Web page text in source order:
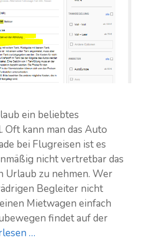
ein beliebtes
kann man das Auto
bei Flugreisen ist es
nicht vertretbar das
Urlaub zu nehmen. Wer
Begleiter nicht
Mietwagen einfach
findet auf der
…